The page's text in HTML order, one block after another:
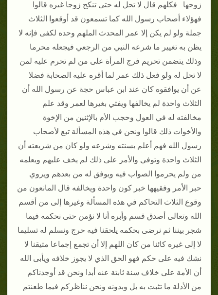
زوجها فكلهم قال لا تحل له حتى تنكح زوجا غيره قالوا
فهؤلاء أصحاب رسول الله كما تسمعون قد أوقعوا الثلاث
جملة ولو لم يكن إلا عمر المحدث الملهم وحده لكفى فإنه لا
يظن به تغيير ما شرعه النبي من الرجعي فيجعله محرما
وذلك يتضمن تحريم فرج المرأة على من لم تحرم عليه لمن
لا تحل له ولو فعل ذلك عمر لما أقره عليه الصحابة فضلا
عن أن يوافقوه كان عند ابن عباس حجة عن رسول الله أن
الثلاث واحدة لم يخالفها ويفتي بغيرها لعمر وقد علم
مخالفته له في العول وحجب الأم بالإثنين من الإخوة
والأخوات ذلك قالوا ونحن في هذه المسألة تبع لأصحاب
رسول الله فهم أعلم بسنته وشرعه ولو كان من شريعته أن
الثلاث واحدة وتوفي والأمر على ذلك لم يخف عليهم ويعلمه
من ولم يحرموا الصواب فيه ويوفق له من بعدهم ويروي
حبر الأمر وفقيهها خبر كون واحدة ويخالفه قال المانعون من
وقوع الثلاث التحاكم في هذه المسألة وغيرها إلى من أقسم
الله وتعالى أصدق قسم وأبره أنا لا نؤمن حتى نحكمه فيما
شجر بيننا ثم نرضى بحكمه يلحقنا فيه حرج ونسلم له تسليما
لا إلى غيره كائنا من كان اللهم إلا أن تجمع إجماعا متيقنا لا
نشك فيه على حكم فهو الحق الذي لا يجوز خلافه ويأبى الله
أن الأمة على خلاف سنة ثابتة عنه أبدا ونحن قد أوجدناكم
من الأدلة ما تثبت به بل وبدونه ونحن نناظركم فيما طعنتم